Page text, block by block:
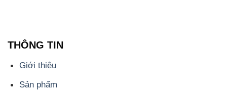
THÔNG TIN
Giới thiệu
Sản phẩm